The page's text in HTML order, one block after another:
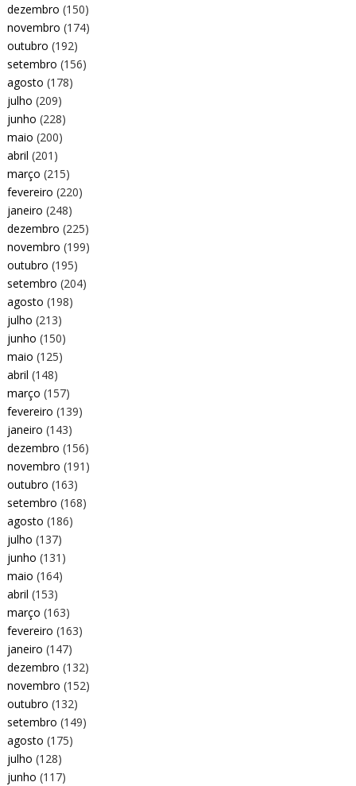
dezembro (150)
novembro (174)
outubro (192)
setembro (156)
agosto (178)
julho (209)
junho (228)
maio (200)
abril (201)
março (215)
fevereiro (220)
janeiro (248)
dezembro (225)
novembro (199)
outubro (195)
setembro (204)
agosto (198)
julho (213)
junho (150)
maio (125)
abril (148)
março (157)
fevereiro (139)
janeiro (143)
dezembro (156)
novembro (191)
outubro (163)
setembro (168)
agosto (186)
julho (137)
junho (131)
maio (164)
abril (153)
março (163)
fevereiro (163)
janeiro (147)
dezembro (132)
novembro (152)
outubro (132)
setembro (149)
agosto (175)
julho (128)
junho (117)